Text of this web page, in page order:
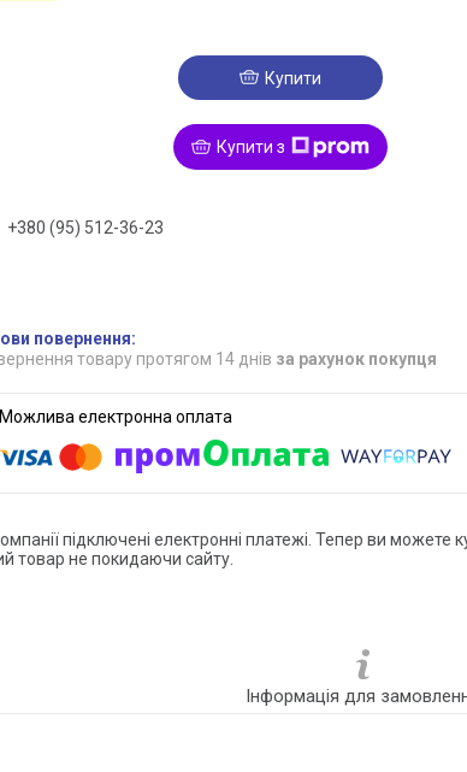
Купити
Купити з
+380 (95) 512-36-23
товару протягом 14 днів за рахунок покупця
підключені електронні платежі. Тепер ви можете
товар не покидаючи сайту.
Інформація для